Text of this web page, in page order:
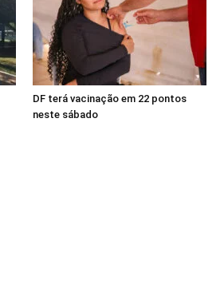
DF terá vacinação em 22 pontos
neste sábado